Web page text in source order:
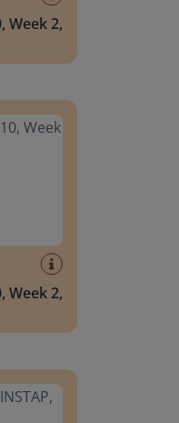
Week 2,
Week 2,